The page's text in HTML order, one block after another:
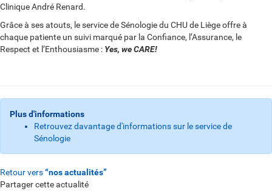
Clinique André Renard.
Grâce à ses atouts, le service de Sénologie du CHU de Liège offre à
chaque patiente un suivi marqué par la Confiance, l’Assurance, le
Respect et l’Enthousiasme : Yes, we CARE!
Plus d'informations
Retrouvez davantage d'informations sur le service de
Sénologie
Retour vers“nos actualités”
Partager cette actualité